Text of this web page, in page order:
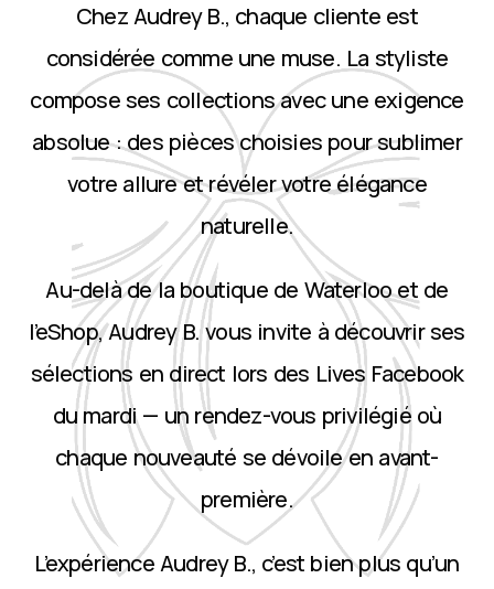
Chez Audrey B., chaque cliente est
considérée comme une muse. La styliste
compose ses collections avec une exigence
absolue : des pièces choisies pour sublimer
votre allure et révéler votre élégance
naturelle.
Au-delà de la boutique de Waterloo et de
l’eShop, Audrey B. vous invite à découvrir ses
sélections en direct lors des Lives Facebook
du mardi — un rendez-vous privilégié où
chaque nouveauté se dévoile en avant-
première.
L’expérience Audrey B., c’est bien plus qu’un